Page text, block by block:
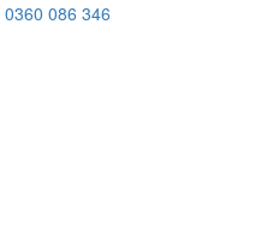
0360 086 346